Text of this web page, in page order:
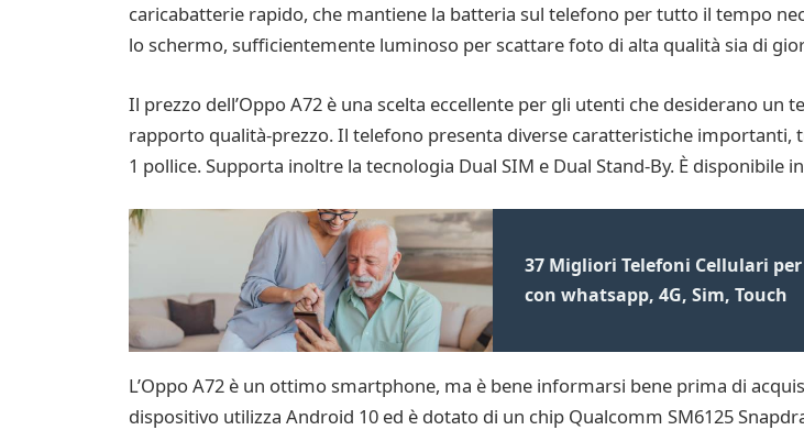
caricabatterie rapido, che mantiene la batteria sul telefono per tutto il tempo
lo schermo, sufficientemente luminoso per scattare foto di alta qualità sia di
Il prezzo dell’Oppo A72 è una scelta eccellente per gli utenti che desiderano
rapporto qualità-prezzo. Il telefono presenta diverse caratteristiche importanti,
1 pollice. Supporta inoltre la tecnologia Dual SIM e Dual Stand-By. È disponibile
37 Migliori Telefoni Cellulari
con whatsapp, 4G, Sim, Touch
L’Oppo A72 è un ottimo smartphone, ma è bene informarsi bene prima di
dispositivo utilizza Android 10 ed è dotato di un chip Qualcomm SM6125